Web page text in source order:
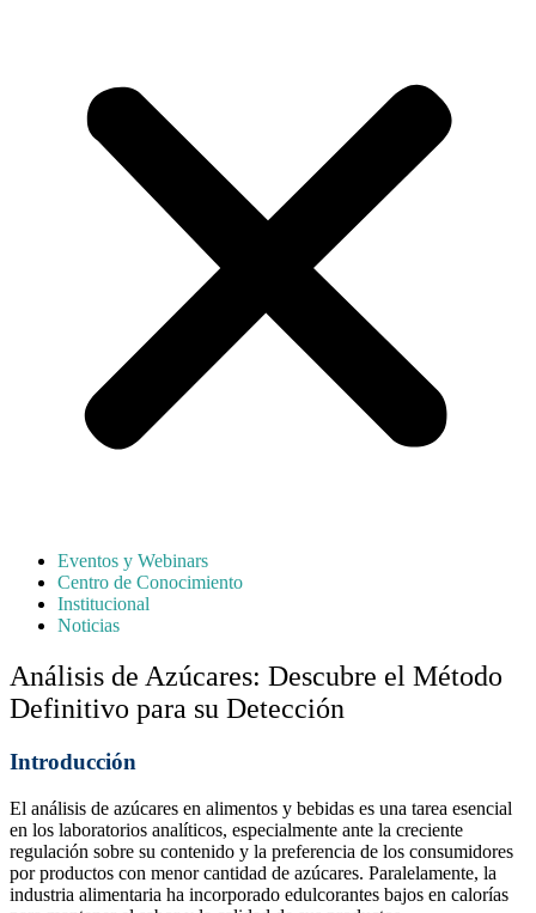
Eventos y Webinars
Centro de Conocimiento
Institucional
Noticias
Análisis de Azúcares: Descubre el Método
Definitivo para su Detección
Introducción
El análisis de azúcares en alimentos y bebidas es una tarea esencial
en los laboratorios analíticos, especialmente ante la creciente
regulación sobre su contenido y la preferencia de los consumidores
por productos con menor cantidad de azúcares. Paralelamente, la
industria alimentaria ha incorporado edulcorantes bajos en calorías